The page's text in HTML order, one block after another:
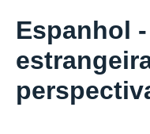
Espanhol